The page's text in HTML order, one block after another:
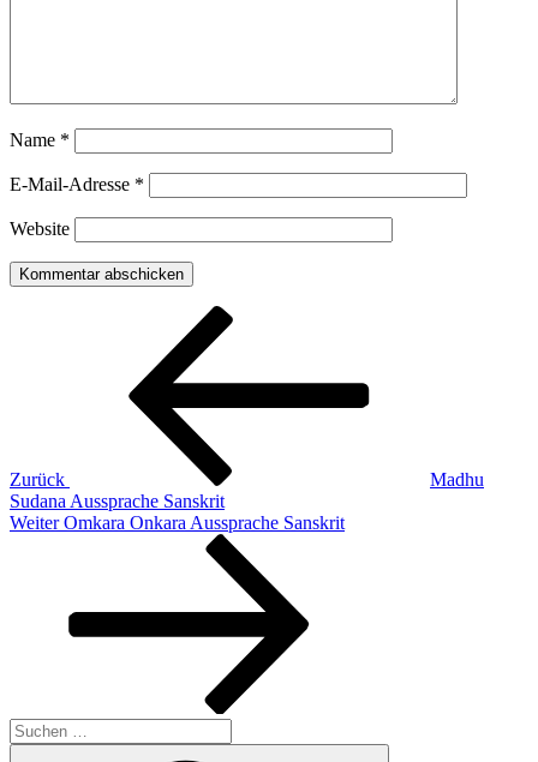
Name *
E-Mail-Adresse *
Website
Beitragsnavigation
Zurück
Madhu
Sudana Aussprache Sanskrit
Nächster
Weiter Omkara Onkara Aussprache Sanskrit
Suchen
nach: